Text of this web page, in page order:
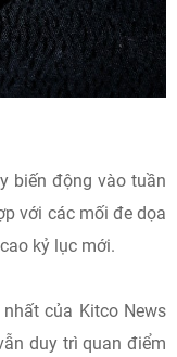
biến động vào tuần
với các mối đe dọa
kỷ lục mới.
của Kitco News
duy trì quan điểm